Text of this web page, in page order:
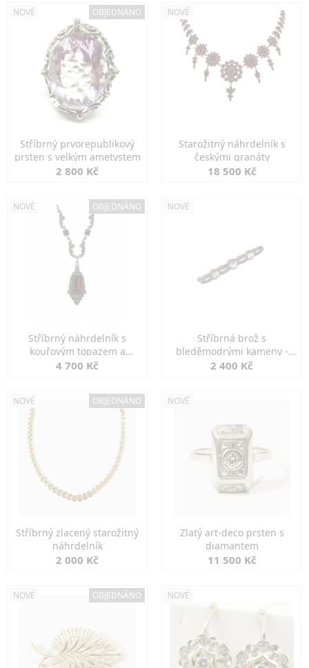
NOVÉ OBJEDNÁNO
Stříbrný prvorepublikový
prsten s velkým ametystem
2 800 Kč
NOVÉ
Starožitný náhrdelník s
českými granáty
18 500 Kč
NOVÉ OBJEDNÁNO
Stříbrný náhrdelník s
kouřovým topazem a
markazity
4 700 Kč
NOVÉ
Stříbrná brož s
bleděmodrými kameny -
jemná elegance
2 400 Kč
NOVÉ OBJEDNÁNO
Stříbrný zlacený starožitný
náhrdelník
2 000 Kč
NOVÉ
Zlatý art-deco prsten s
diamantem
11 500 Kč
NOVÉ OBJEDNÁNO NOVÉ